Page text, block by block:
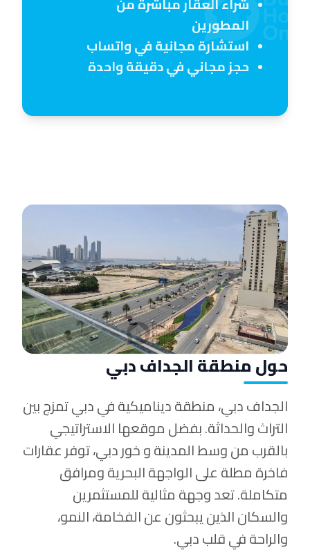
المطورين
استشارة مجانية في واتساب
حجز مجاني في دقيقة واحدة
حول منطقة الجداف دبي
الجداف دبي، منطقة ديناميكية في دبي تمزج بين
التراث والحداثة. بفضل موقعها الاستراتيجي
بالقرب من وسط المدينة و خور دبي، توفر عقارات
فاخرة مطلة على الواجهة البحرية ومرافق
متكاملة. تعد وجهة مثالية للمستثمرين
والسكان الذين يبحثون عن الفخامة، النمو،
والراحة في قلب دبي.